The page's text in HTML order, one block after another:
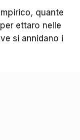
quante
ettaro nelle
si annidano i